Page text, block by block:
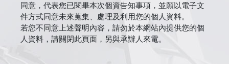
同意，代表您已閱畢本次個資告知事項，並願以電子文
件方式同意未來蒐集、處理及利用您的個人資料。
若您不同意上述聲明內容，請勿於本網站內提供您的個
人資料，請關閉此頁面，另與承辦人來電。